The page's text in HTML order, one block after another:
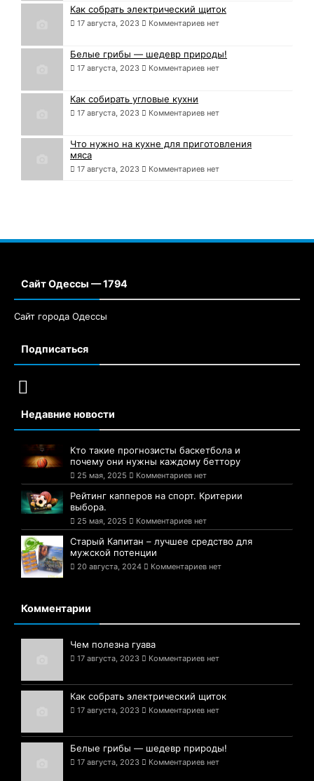
Как собрать электрический щиток
17 августа, 2023 Комментариев нет
Белые грибы — шедевр природы!
17 августа, 2023 Комментариев нет
Как собирать угловые кухни
17 августа, 2023 Комментариев нет
Что нужно на кухне для приготовления
мяса
17 августа, 2023 Комментариев нет
Сайт Одессы — 1794
Сайт города Одессы
Подписаться
Недавние новости
Кто такие прогнозисты баскетбола и
почему они нужны каждому беттору
25 мая, 2025 Комментариев нет
Рейтинг капперов на спорт. Критерии
выбора.
25 мая, 2025 Комментариев нет
Старый Капитан – лучшее средство для
мужской потенции
20 августа, 2024 Комментариев нет
Комментарии
Чем полезна гуава
17 августа, 2023 Комментариев нет
Как собрать электрический щиток
17 августа, 2023 Комментариев нет
Белые грибы — шедевр природы!
17 августа, 2023 Комментариев нет